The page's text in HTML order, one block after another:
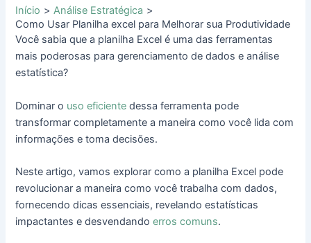
Início
Análise Estratégica
Como Usar Planilha excel para Melhorar sua Produtividade
Você sabia que a planilha Excel é uma das ferramentas
mais poderosas para gerenciamento de dados e análise
estatística?
Dominar o uso eficiente dessa ferramenta pode
transformar completamente a maneira como você lida com
informações e toma decisões.
Neste artigo, vamos explorar como a planilha Excel pode
revolucionar a maneira como você trabalha com dados,
fornecendo dicas essenciais, revelando estatísticas
impactantes e desvendandoerros comuns.